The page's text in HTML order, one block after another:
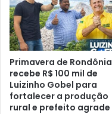
Primavera de Rondônia
recebe R$ 100 mil de
Luizinho Gobel para
fortalecer a produção
rural e prefeito agrade